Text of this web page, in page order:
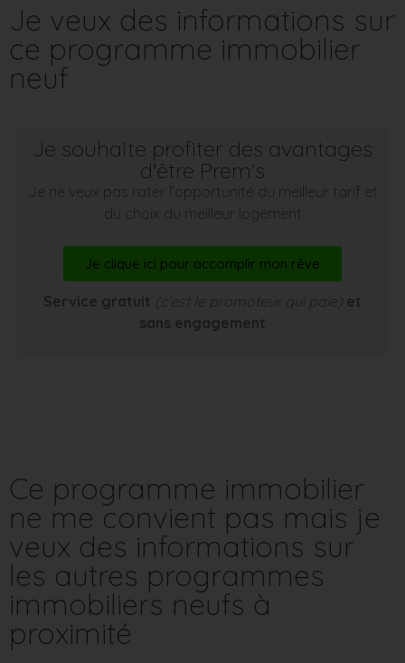
Je veux des informations sur
ce programme immobilier
neuf
Je souhaite profiter des avantages
d'être Prem's
Je ne veux pas rater l’opportunité du meilleur tarif et
du choix du meilleur logement
Je clique ici pour accomplir mon rêve
Service gratuit (c’est le promoteur qui paie) et
sans engagement
Ce programme immobilier
ne me convient pas mais je
veux des informations sur
les autres programmes
immobiliers neufs à
proximité